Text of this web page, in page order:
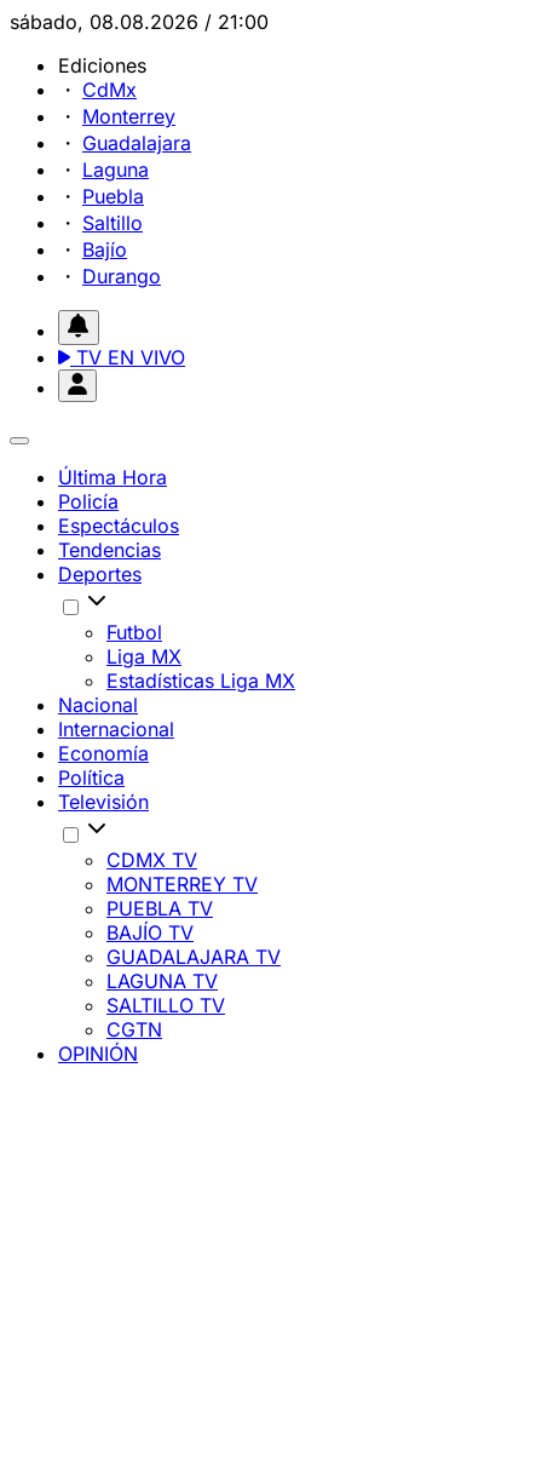
sábado, 08.08.2026 / 21:00
Ediciones
CdMx
Monterrey
Guadalajara
Laguna
Puebla
Saltillo
Bajío
Durango
TV EN VIVO
Última Hora
Policía
Espectáculos
Tendencias
Deportes
Futbol
Liga MX
Estadísticas Liga MX
Nacional
Internacional
Economía
Política
Televisión
CDMX TV
MONTERREY TV
PUEBLA TV
BAJÍO TV
GUADALAJARA TV
LAGUNA TV
SALTILLO TV
CGTN
OPINIÓN